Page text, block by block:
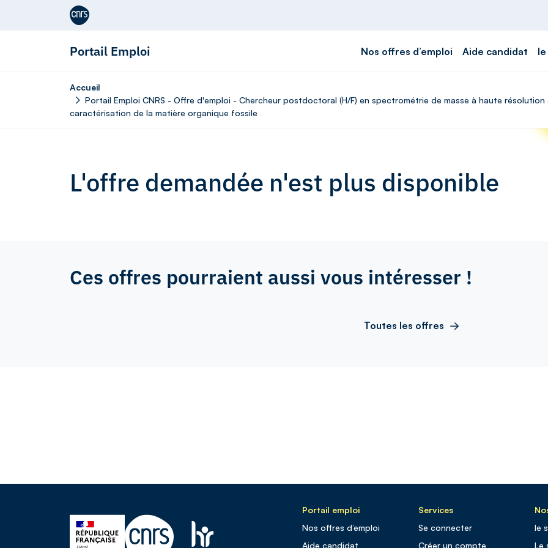
Aller au contenu
Portail Emploi Nos offres d’emploi Aide candidat
Accueil
Portail Emploi CNRS - Offre d'emploi - Chercheur postdoctoral (H/F) en spectrométrie de masse à haute
caractérisation de la matière organique fossile
L'offre demandée n'est plus disponible
Ces offres pourraient aussi vous intéresser !
Toutes les offres
Portail emploi
Nos offres d’emploi
Aide candidat
Services
Se connecter
Créer un compte
le
Le